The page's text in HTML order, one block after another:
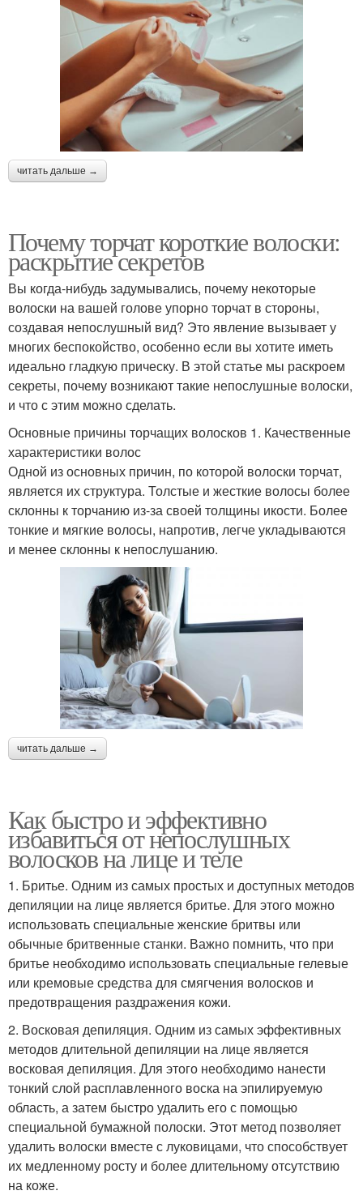
читать дальше →
Почему торчат короткие волоски:
раскрытие секретов
Вы когда-нибудь задумывались, почему некоторые
волоски на вашей голове упорно торчат в стороны,
создавая непослушный вид? Это явление вызывает у
многих беспокойство, особенно если вы хотите иметь
идеально гладкую прическу. В этой статье мы раскроем
секреты, почему возникают такие непослушные волоски,
и что с этим можно сделать.
Основные причины торчащих волосков 1. Качественные
характеристики волос
Одной из основных причин, по которой волоски торчат,
является их структура. Толстые и жесткие волосы более
склонны к торчанию из-за своей толщины икости. Более
тонкие и мягкие волосы, напротив, легче укладываются
и менее склонны к непослушанию.
читать дальше →
Как быстро и эффективно
избавиться от непослушных
волосков на лице и теле
1. Бритье. Одним из самых простых и доступных методов
депиляции на лице является бритье. Для этого можно
использовать специальные женские бритвы или
обычные бритвенные станки. Важно помнить, что при
бритье необходимо использовать специальные гелевые
или кремовые средства для смягчения волосков и
предотвращения раздражения кожи.
2. Восковая депиляция. Одним из самых эффективных
методов длительной депиляции на лице является
восковая депиляция. Для этого необходимо нанести
тонкий слой расплавленного воска на эпилируемую
область, а затем быстро удалить его с помощью
специальной бумажной полоски. Этот метод позволяет
удалить волоски вместе с луковицами, что способствует
их медленному росту и более длительному отсутствию
на коже.